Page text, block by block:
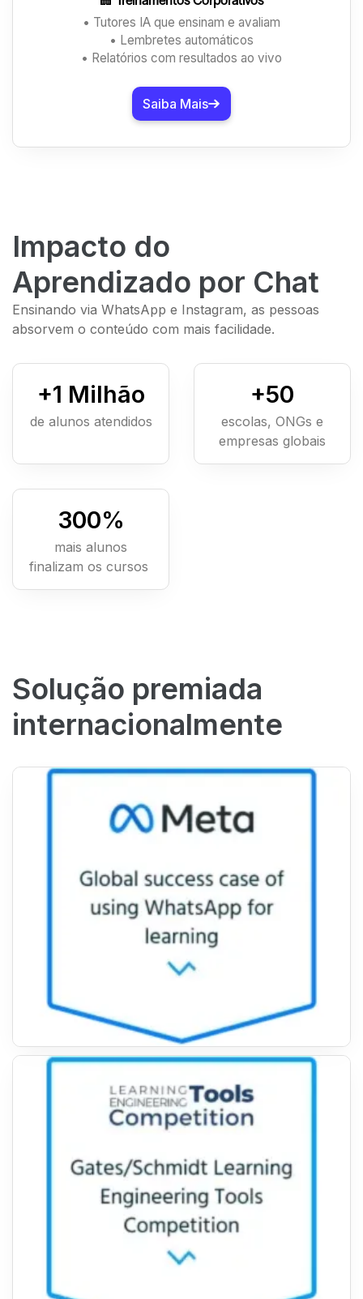
• Tutores IA que ensinam e avaliam
• Lembretes automáticos
• Relatórios com resultados ao vivo
Saiba Mais
Impacto do
Aprendizado por Chat
Ensinando via WhatsApp e Instagram, as pessoas
absorvem o conteúdo com mais facilidade.
+1 Milhão
de alunos atendidos
+50
escolas, ONGs e
empresas globais
300%
mais alunos
finalizam os cursos
Solução premiada
internacionalmente